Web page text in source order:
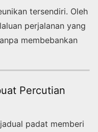
tersendiri. Oleh
perjalanan yang
membebankan
Percutian
padat memberi